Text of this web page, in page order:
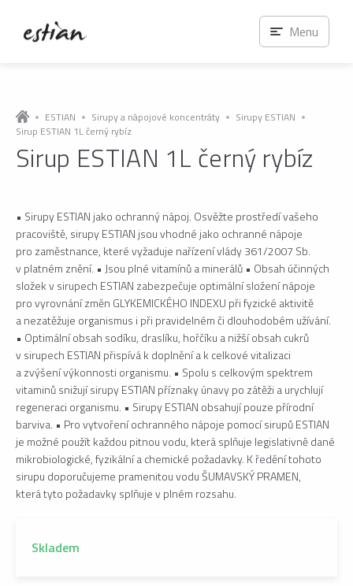
ESTIAN Sirupy a nápojové koncentráty
Sirupy ESTIAN
Sirup ESTIAN 1L černý rybíz
Sirup ESTIAN 1L černý rybíz
• Sirupy ESTIAN jako ochranný nápoj. Osvěžte prostředí vašeho
pracoviště, sirupy ESTIAN jsou vhodné jako ochranné nápoje
pro zaměstnance, které vyžaduje nařízení vlády 361/2007 Sb.
v platném znění. • Jsou plné vitamínů a minerálů • Obsah účinných
složek v sirupech ESTIAN zabezpečuje optimální složení nápoje
pro vyrovnání změn GLYKEMICKÉHO INDEXU při fyzické aktivitě
a nezatěžuje organismus i při pravidelném či dlouhodobém užívání.
• Optimální obsah sodíku, draslíku, hořčíku a nižší obsah cukrů
v sirupech ESTIAN přispívá k doplnění a k celkové vitalizaci
a zvýšení výkonnosti organismu. • Spolu s celkovým spektrem
vitaminů snižují sirupy ESTIAN příznaky únavy po zátěži a urychlují
regeneraci organismu. • Sirupy ESTIAN obsahují pouze přírodní
barviva. • Pro vytvoření ochranného nápoje pomocí sirupů ESTIAN
je možné použít každou pitnou vodu, která splňuje legislativně dané
mikrobiologické, fyzikální a chemické požadavky. K ředění tohoto
sirupu doporučujeme pramenitou vodu ŠUMAVSKÝ PRAMEN,
která tyto požadavky splňuje v plném rozsahu.
Skladem
Menu